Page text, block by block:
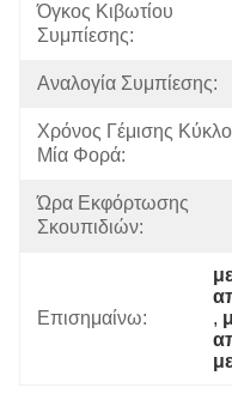
Όγκος Κιβωτίου
Συμπίεσης:
Αναλογία Συμπίεσης:
Χρόνος Γέμισης
Μία Φορά:
Ώρα Εκφόρτωσης
Σκουπιδιών:
Επισημαίνω:
,